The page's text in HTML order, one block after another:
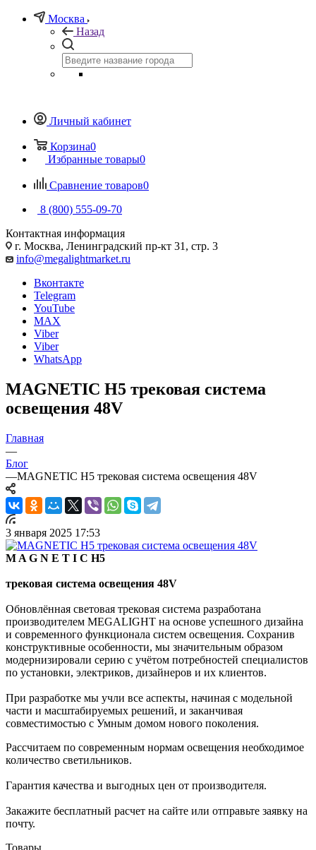
Москва
Назад
Личный кабинет
Корзина0
Избранные товары0
Сравнение товаров0
8 (800) 555-09-70
Контактная информация
г. Москва, Ленинградский пр-кт 31, стр. 3
info@megalightmarket.ru
Вконтакте
Telegram
YouTube
MAX
Viber
Viber
WhatsApp
MAGNETIC H5 трековая система
освещения 48V
Главная
—
Блог
—MAGNETIC H5 трековая система освещения 48V
3 января 2025 17:53
M A G N E T I C H5
трековая система освещения 48V
Обновлённая световая трековая система разработана
производителем MEGALIGHT на основе успешного дизайна
и современного функционала систем освещения. Сохранив
конструктивные особенности, мы значительным образом
модернизировали серию с учётом потребностей специалистов
по установки, электриков, дизайнеров и их клиентов.
При разработке мы учли все аспекты, начиная с модельной
части и масштабируемых решений, и заканчивая
совместимостью с Умным домом нового поколения.
Рассчитаем по современным нормам освещения необходимое
количество светильников.
Гарантия качества и выгодных цен от производителя.
Закажите бесплатный расчет на сайте или отправьте заявку на
почту.
Товары